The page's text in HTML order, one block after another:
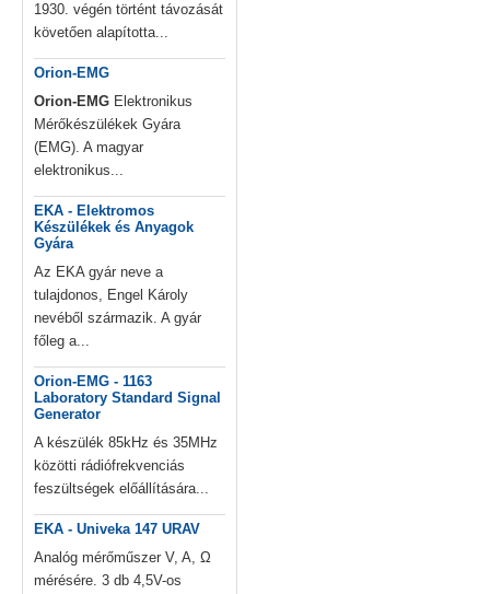
1930. végén történt távozását
követően alapította...
Orion-EMG
Orion-EMG Elektronikus
Mérőkészülékek Gyára
(EMG). A magyar
elektronikus...
EKA - Elektromos
Készülékek és Anyagok
Gyára
Az EKA gyár neve a
tulajdonos, Engel Károly
nevéből származik. A gyár
főleg a...
Orion-EMG - 1163
Laboratory Standard Signal
Generator
A készülék 85kHz és 35MHz
közötti rádiófrekvenciás
feszültségek előállítására...
EKA - Univeka 147 URAV
Analóg mérőműszer V, A, Ω
mérésére. 3 db 4,5V-os